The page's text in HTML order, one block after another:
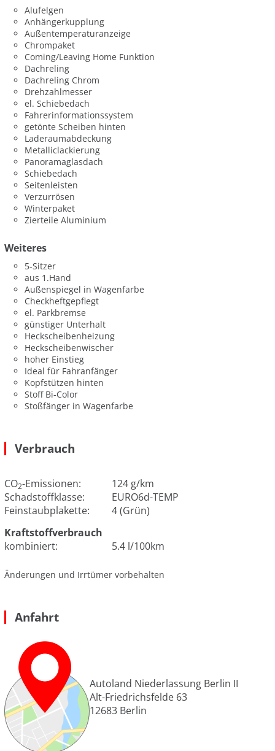
Alufelgen
Anhängerkupplung
Außentemperaturanzeige
Chrompaket
Coming/Leaving Home Funktion
Dachreling
Dachreling Chrom
Drehzahlmesser
el. Schiebedach
Fahrerinformationssystem
getönte Scheiben hinten
Laderaumabdeckung
Metalliclackierung
Panoramaglasdach
Schiebedach
Seitenleisten
Verzurrösen
Winterpaket
Zierteile Aluminium
Weiteres
5-Sitzer
aus 1.Hand
Außenspiegel in Wagenfarbe
Checkheftgepflegt
el. Parkbremse
günstiger Unterhalt
Heckscheibenheizung
Heckscheibenwischer
hoher Einstieg
Ideal für Fahranfänger
Kopfstützen hinten
Stoff Bi-Color
Stoßfänger in Wagenfarbe
Verbrauch
CO2-Emissionen:
124 g/km
Schadstoffklasse:
EURO6d-TEMP
Feinstaubplakette:
4 (Grün)
Kraftstoffverbrauch
kombiniert:
5.4 l/100km
Änderungen und Irrtümer vorbehalten
Anfahrt
Autoland Niederlassung Berlin II
Alt-Friedrichsfelde 63
12683 Berlin